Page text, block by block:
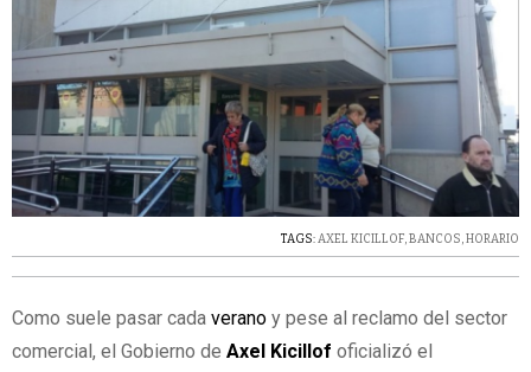
TAGS:AXEL KICILLOF,BANCOS,HORARIO
Como suele pasar cada verano y pese al reclamo del sector
comercial, el Gobierno de Axel Kicillof oficializó el